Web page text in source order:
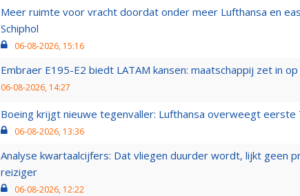
Meer ruimte voor vracht doordat onder meer Lufthansa en
Schiphol
06-08-2026, 15:16
Embraer E195-E2 biedt LATAM kansen: maatschappij zet in
06-08-2026, 14:27
Boeing krijgt nieuwe tegenvaller: Lufthansa overweegt eerste
06-08-2026, 13:36
Analyse kwartaalcijfers: Dat vliegen duurder wordt, lijkt geen
reiziger
06-08-2026, 12:22